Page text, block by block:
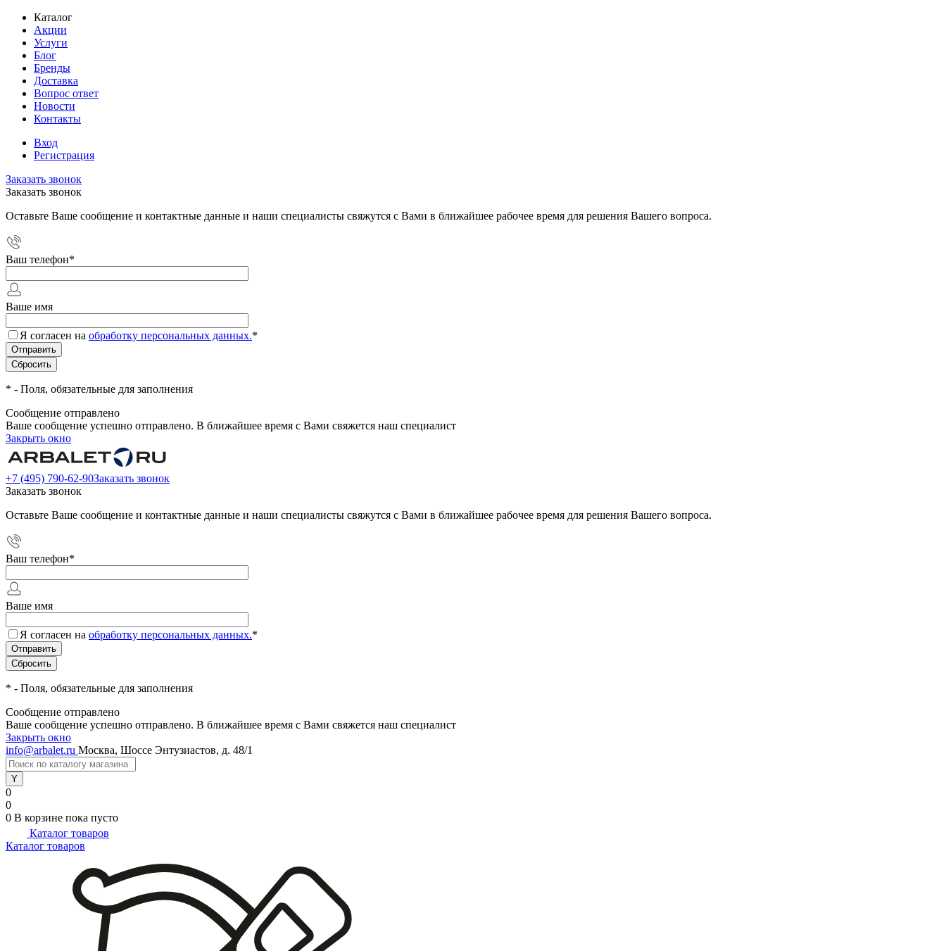
Каталог
Акции
Услуги
Блог
Бренды
Доставка
Вопрос ответ
Новости
Контакты
Вход
Регистрация
Заказать звонок
Заказать звонок
Оставьте Ваше сообщение и контактные данные и наши специалисты свяжутся с Вами в ближайшее рабочее время для решения Вашего вопроса.
Ваш телефон*
Ваше имя
Я согласен на обработку персональных данных.*
* - Поля, обязательные для заполнения
Сообщение отправлено
Ваше сообщение успешно отправлено. В ближайшее время с Вами свяжется наш специалист
Закрыть окно
+7 (495) 790-62-90Заказать звонок
Заказать звонок
Оставьте Ваше сообщение и контактные данные и наши специалисты свяжутся с Вами в ближайшее рабочее время для решения Вашего вопроса.
Ваш телефон*
Ваше имя
Я согласен на обработку персональных данных.*
* - Поля, обязательные для заполнения
Сообщение отправлено
Ваше сообщение успешно отправлено. В ближайшее время с Вами свяжется наш специалист
Закрыть окно
info@arbalet.ru Москва, Шоссе Энтузиастов, д. 48/1
0
0
0 В корзине пока пусто
Каталог товаров
Каталог товаров